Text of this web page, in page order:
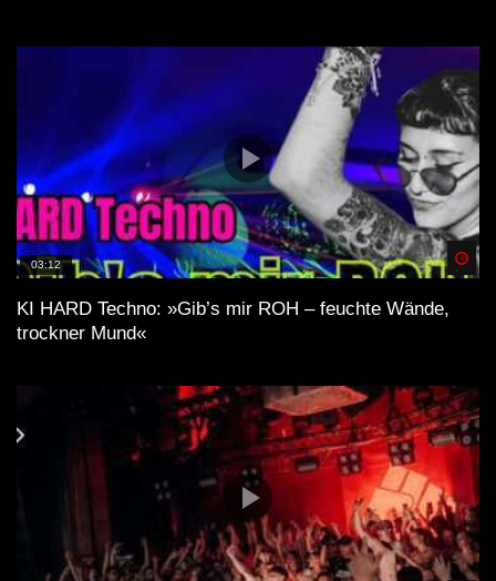
03:12
KI HARD Techno: »Gib’s mir ROH – feuchte Wände,
trockner Mund«